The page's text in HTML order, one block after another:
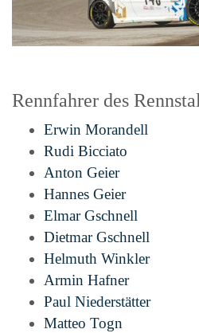
Rennfahrer des
Erwin Morandell
Rudi Bicciato
Anton Geier
Hannes Geier
Elmar Gschnell
Dietmar Gschnell
Helmuth Winkler
Armin Hafner
Paul Niederstätter
Matteo Togn